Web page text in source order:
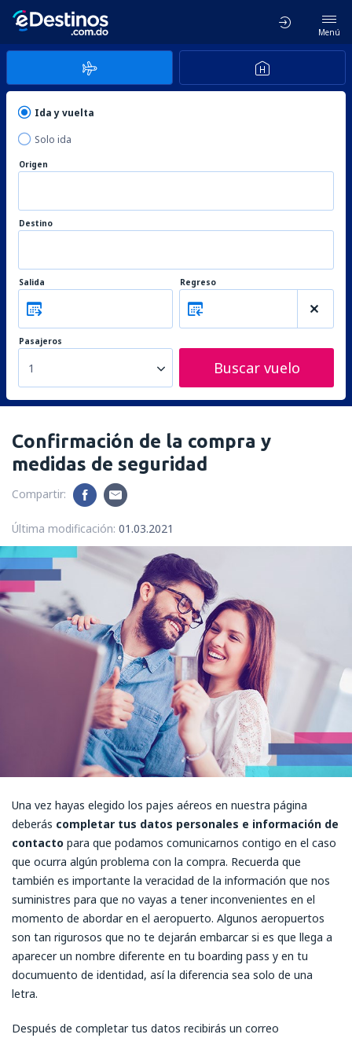
Menú
Ida y vuelta
Solo ida
Origen
Destino
Salida Regreso
Pasajeros
1 Buscar vuelo
Confirmación de la compra y
medidas de seguridad
Compartir:
Última modificación: 01.03.2021
Una vez hayas elegido los pajes aéreos en nuestra página
deberás completar tus datos personales e información de
contacto para que podamos comunicarnos contigo en el caso
que ocurra algún problema con la compra. Recuerda que
también es importante la veracidad de la información que nos
suministres para que no vayas a tener inconvenientes en el
momento de abordar en el aeropuerto. Algunos aeropuertos
son tan rigurosos que no te dejarán embarcar si es que llega a
aparecer un nombre diferente en tu boarding pass y en tu
documuento de identidad, así la diferencia sea solo de una
letra.
Después de completar tus datos recibirás un correo